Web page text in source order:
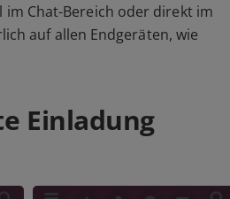
im Chat-Bereich oder direkt im
auf allen Endgeräten, wie
Einladung